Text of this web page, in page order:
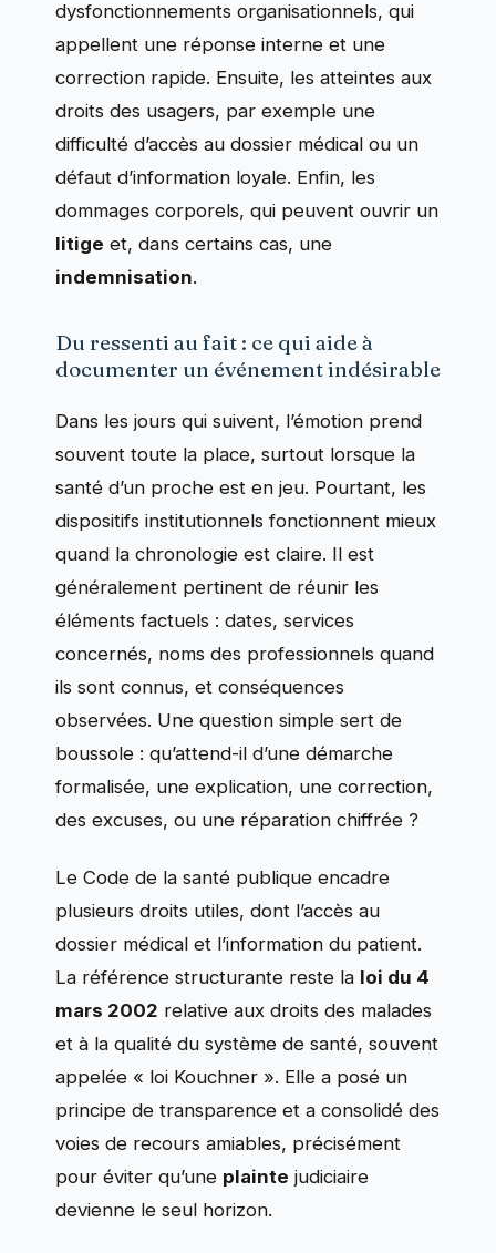
dysfonctionnements organisationnels, qui
appellent une réponse interne et une
correction rapide. Ensuite, les atteintes aux
droits des usagers, par exemple une
difficulté d’accès au dossier médical ou un
défaut d’information loyale. Enfin, les
dommages corporels, qui peuvent ouvrir un
litige et, dans certains cas, une
indemnisation.
Du ressenti au fait : ce qui aide à
documenter un événement indésirable
Dans les jours qui suivent, l’émotion prend
souvent toute la place, surtout lorsque la
santé d’un proche est en jeu. Pourtant, les
dispositifs institutionnels fonctionnent mieux
quand la chronologie est claire. Il est
généralement pertinent de réunir les
éléments factuels : dates, services
concernés, noms des professionnels quand
ils sont connus, et conséquences
observées. Une question simple sert de
boussole : qu’attend-il d’une démarche
formalisée, une explication, une correction,
des excuses, ou une réparation chiffrée ?
Le Code de la santé publique encadre
plusieurs droits utiles, dont l’accès au
dossier médical et l’information du patient.
La référence structurante reste la loi du 4
mars 2002 relative aux droits des malades
et à la qualité du système de santé, souvent
appelée « loi Kouchner ». Elle a posé un
principe de transparence et a consolidé des
voies de recours amiables, précisément
pour éviter qu’une plainte judiciaire
devienne le seul horizon.